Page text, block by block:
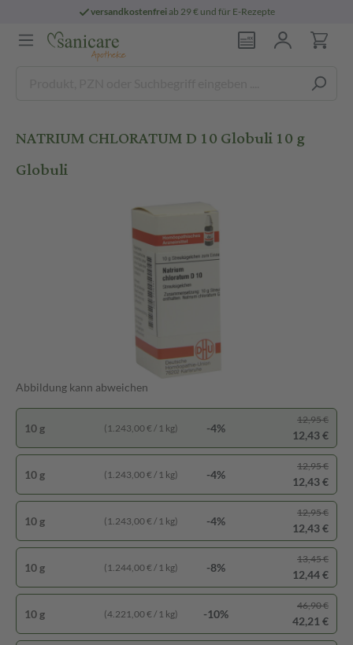
versandkostenfreiab 29 € und für E-Rezepte
NATRIUM CHLORATUM D 10 Globuli 10 g
Globuli
Abbildung kann abweichen
10 g (1.243,00 € / 1 kg) -4%
12,95 €
12,43 €
10 g (1.243,00 € / 1 kg) -4%
12,95 €
12,43 €
10 g (1.243,00 € / 1 kg) -4%
12,95 €
12,43 €
10 g (1.244,00 € / 1 kg) -8%
13,45 €
12,44 €
10 g (4.221,00 € / 1 kg) -10%
46,90 €
42,21 €